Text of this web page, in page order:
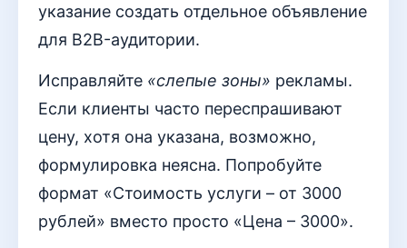
указание создать отдельное объявление
для B2B-аудитории.
Исправляйте «слепые зоны» рекламы.
Если клиенты часто переспрашивают
цену, хотя она указана, возможно,
формулировка неясна. Попробуйте
формат «Стоимость услуги – от 3000
рублей» вместо просто «Цена – 3000».